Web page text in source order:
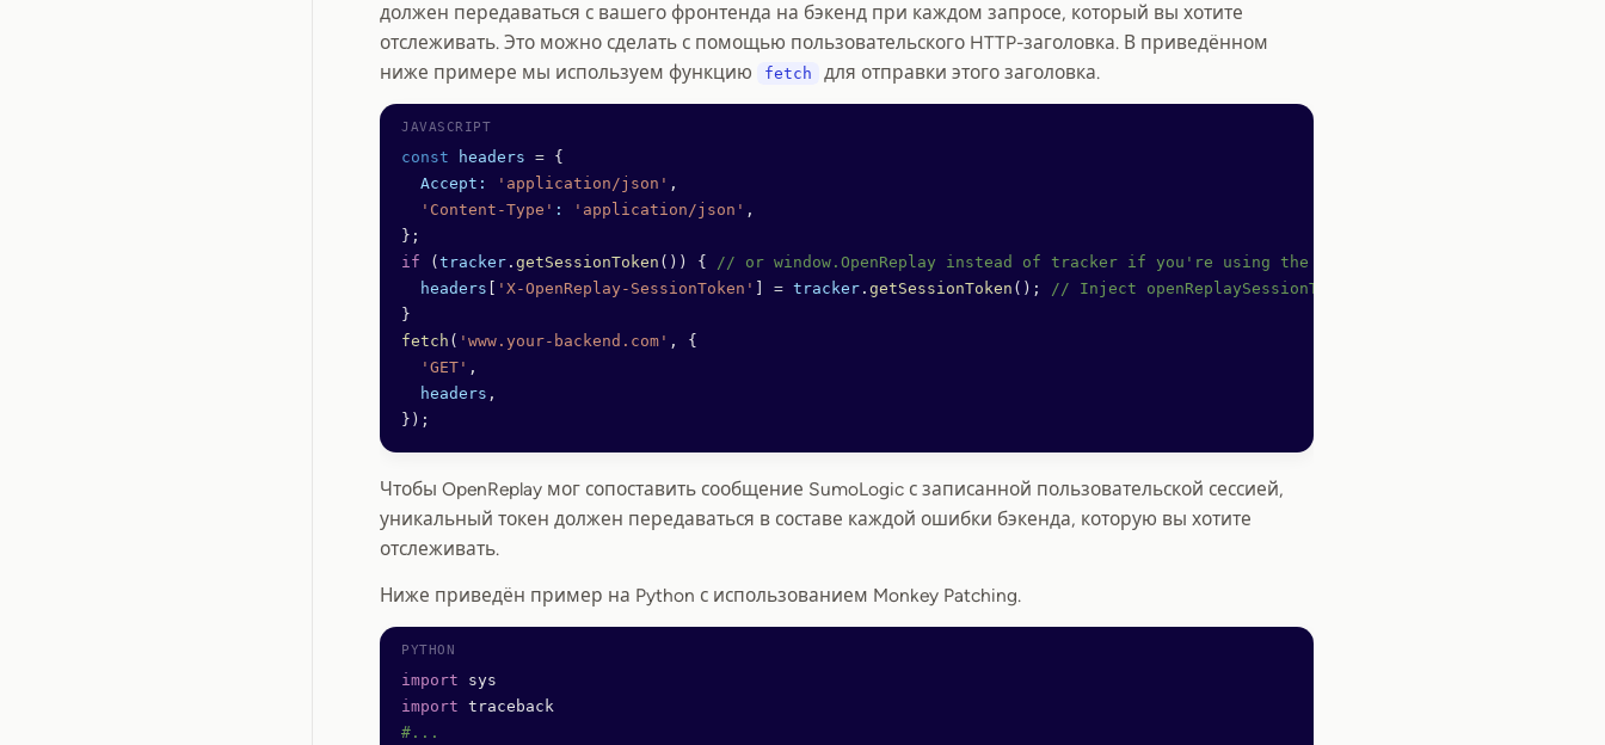
должен передаваться с вашего фронтенда на бэкенд при каждом запросе, который вы хотите
отслеживать. Это можно сделать с помощью пользовательского HTTP-заголовка. В приведённом
ниже примере мы используем функцию
fetch для отправки этого заголовка.
const headers = {
  Accept:
'application/json' ,
  'Content-Type'
: 'application/json' ,
};
if ( tracker . getSessionToken ()) { // or window.OpenReplay instead of tracker if you're using the snippet
  headers
'X-OpenReplay-SessionToken' = tracker . getSessionToken (); // Inject openReplaySessionToken
}
fetch ( 'www.your-backend.com' , {
  'GET'
,
  headers
,
});
Чтобы OpenReplay мог сопоставить сообщение SumoLogic с записанной пользовательской сессией,
уникальный токен должен передаваться в составе каждой ошибки бэкенда, которую вы хотите
отслеживать.
Ниже приведён пример на Python с использованием Monkey Patching.
import sys
import traceback
#...